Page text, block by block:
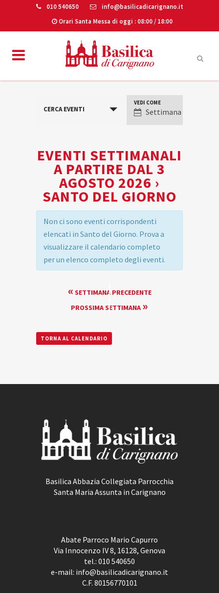
010 540650
info@basilicadicarignano.it
Orari Santa Messa di oggi : 08:00 / 18:00
CERCA EVENTI
VISUALIZZAZIONI
EVENTO
VEDI COME
Settimana
EVENTI SETTIMANALI
A PARTIRE DAL 3
AGOSTO 2026 ›
SANTO DEL GIORNO
Non ci sono eventi corrispondenti
elencati in Santo del Giorno. Prova a
visualizzare il calendario completo
per un elenco completo degli eventi.
NAVIGAZIONE
« SETTIMANA PRECEDENTE
PROSSIMA SETTIMANA »
TORNA AL CALENDARIO
Basilica Abbazia Collegiata Parrocchia
Santa Maria Assunta in Carignano
Abate Parroco Mario Capurro
Via Innocenzo IV 8, 16128, Genova
tel.: 010 540650
e-mail: info@basilicadicarignano.it
C.F. 80156770101